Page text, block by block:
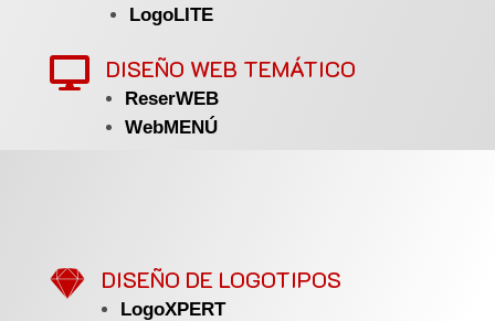
LogoLITE
 DISEÑO WEB TEMÁTICO
ReserWEB
WebMENÚ
 DISEÑO DE LOGOTIPOS
LogoXPERT